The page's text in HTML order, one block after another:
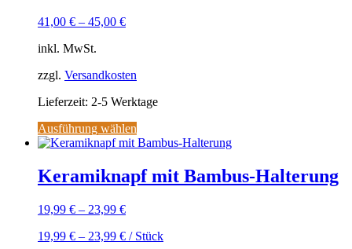
41,00 € – 45,00 €
inkl. MwSt.
zzgl. Versandkosten
Lieferzeit: 2-5 Werktage
Ausführung wählen
Dieses
weist
mehrere
auf.
Optionen
Keramiknapf mit Bambus-Halterung
19,99 € – 23,99 €
19,99 € – 23,99 € / Stück